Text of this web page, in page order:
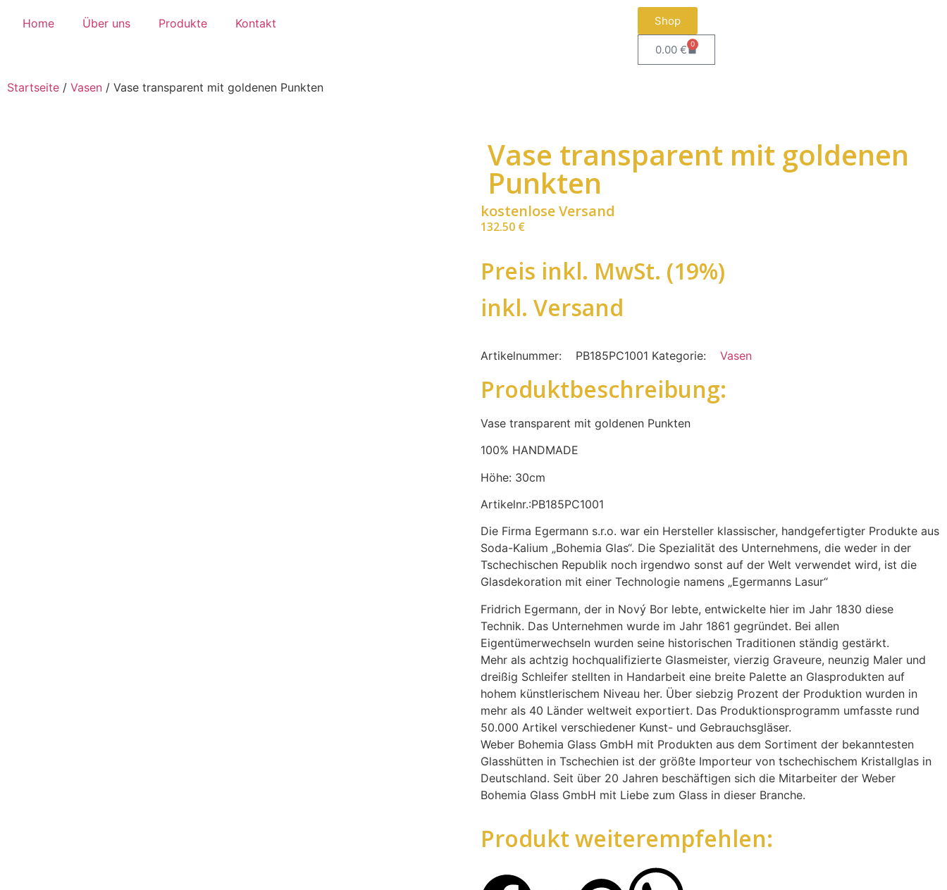
Home Über uns Produkte Kontakt Shop
0.00€ 0
Startseite / Vasen / Vase transparent mit goldenen Punkten
Vase transparent mit goldenen
Punkten
kostenlose Versand
132.50 €
Preis inkl. MwSt. (19%)
inkl. Versand
Artikelnummer: PB185PC1001 Kategorie: Vasen
Produktbeschreibung:
Vase transparent mit goldenen Punkten
100% HANDMADE
Höhe: 30cm
Artikelnr.:PB185PC1001
Die Firma Egermann s.r.o. war ein Hersteller klassischer, handgefertigter Produkte aus
Soda-Kalium „Bohemia Glas“. Die Spezialität des Unternehmens, die weder in der
Tschechischen Republik noch irgendwo sonst auf der Welt verwendet wird, ist die
Glasdekoration mit einer Technologie namens „Egermanns Lasur“
Fridrich Egermann, der in Nový Bor lebte, entwickelte hier im Jahr 1830 diese
Technik. Das Unternehmen wurde im Jahr 1861 gegründet. Bei allen
Eigentümerwechseln wurden seine historischen Traditionen ständig gestärkt.
Mehr als achtzig hochqualifizierte Glasmeister, vierzig Graveure, neunzig Maler und
dreißig Schleifer stellten in Handarbeit eine breite Palette an Glasprodukten auf
hohem künstlerischem Niveau her. Über siebzig Prozent der Produktion wurden in
mehr als 40 Länder weltweit exportiert. Das Produktionsprogramm umfasste rund
50.000 Artikel verschiedener Kunst- und Gebrauchsgläser.
Weber Bohemia Glass GmbH mit Produkten aus dem Sortiment der bekanntesten
Glasshütten in Tschechien ist der größte Importeur von tschechischem Kristallglas in
Deutschland. Seit über 20 Jahren beschäftigen sich die Mitarbeiter der Weber
Bohemia Glass GmbH mit Liebe zum Glass in dieser Branche.
Produkt weiterempfehlen: